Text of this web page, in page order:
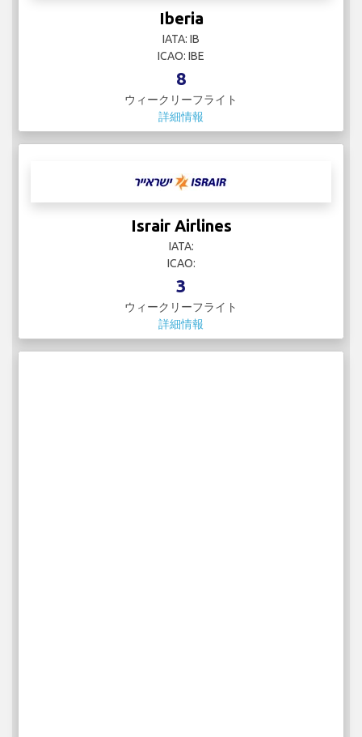
Iberia
IATA: IB
ICAO: IBE
8
ウィークリーフライト
詳細情報
Israir Airlines
IATA:
ICAO:
3
ウィークリーフライト
詳細情報